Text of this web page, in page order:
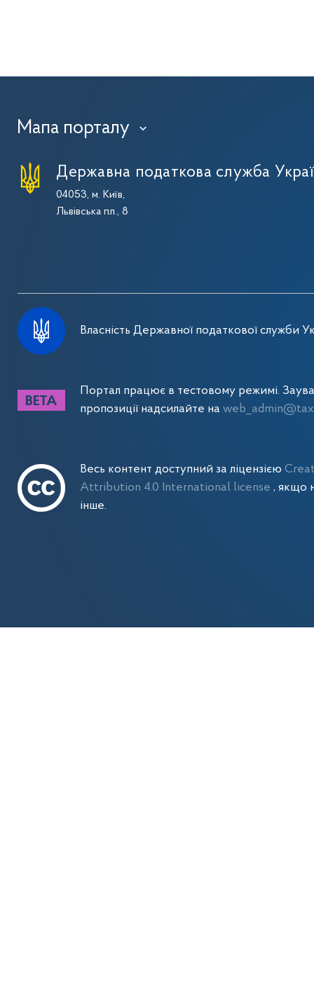
Мапа порталу ›
Державна податкова служба
04053, м. Київ,
Львівська пл., 8
Власність Державної податкової служби
Портал працює в тестовому режимі.
пропозиції надсилайте на
Весь контент доступний за ліцензією
Attribution 4.0 International license, якщо
інше.